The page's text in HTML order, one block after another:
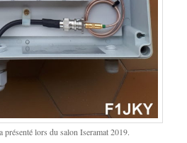
présenté lors du salon Iseramat 2019.